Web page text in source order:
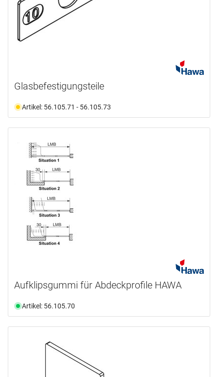
Glasbefestigungsteile
Artikel: 56.105.71 - 56.105.73
Aufklipsgummi für Abdeckprofile HAWA
Artikel: 56.105.70